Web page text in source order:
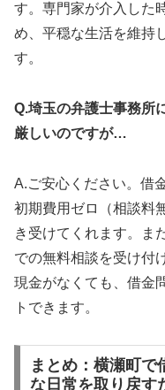
す。専門家が介入した
め、平穏な生活を維持
す。
Q.埼玉の弁護士事務所
厳しいのですが…
A.ご安心ください。借
初期費用ゼロ（相談料
き受けてくれます。ま
での無料相談を受け付
現金がなくても、借金
トできます。
まとめ：横瀬町で
な日常を取り戻す